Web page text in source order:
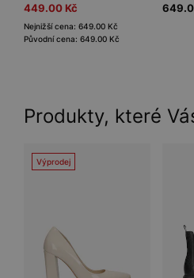
449.00 Kč
Nejnižší cena: 649.00 Kč
Původní cena: 649.00 Kč
Produkty, které
Výprodej